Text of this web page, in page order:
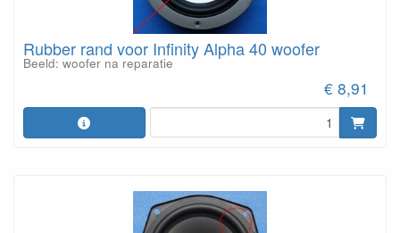
Rubber rand voor Infinity Alpha 40 woofer
Beeld: woofer na reparatie
€ 8,91